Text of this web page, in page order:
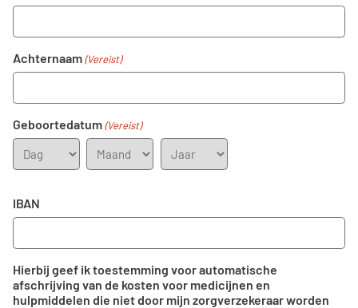
Achternaam (Vereist)
Geboortedatum (Vereist)
Dag Maand Jaar
IBAN
Hierbij geef ik toestemming voor automatische
afschrijving van de kosten voor medicijnen en
hulpmiddelen die niet door mijn zorgverzekeraar worden